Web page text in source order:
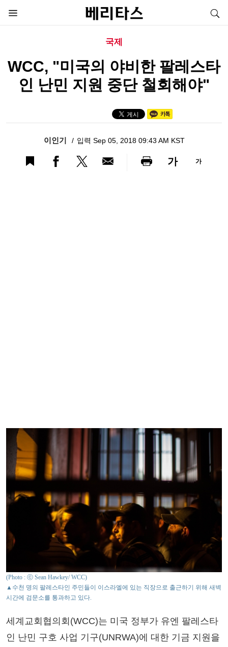
국제
WCC, "미국의 야비한 팔레스타
인 난민 지원 중단 철회해야"
이인기 입력 Sep 05, 2018 09:43 AM KST
가 가
(Photo : ⓒ Sean Hawkey/ WCC)
▲수천 명의 팔레스타인 주민들이 이스라엘에 있는 직장으로 출근하기 위해 새벽
시간에 검문소를 통과하고 있다.
세계교회협의회(WCC)는 미국 정부가 유엔 팔레스타
인 난민 구호 사업 기구(UNRWA)에 대한 기금 지원을